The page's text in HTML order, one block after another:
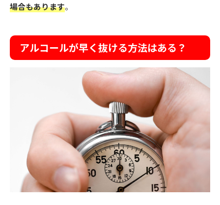
場合もあります。
アルコールが早く抜ける方法はある？